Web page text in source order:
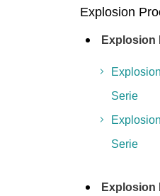
Explosion
Explosion
Serie
Serie
Explosion